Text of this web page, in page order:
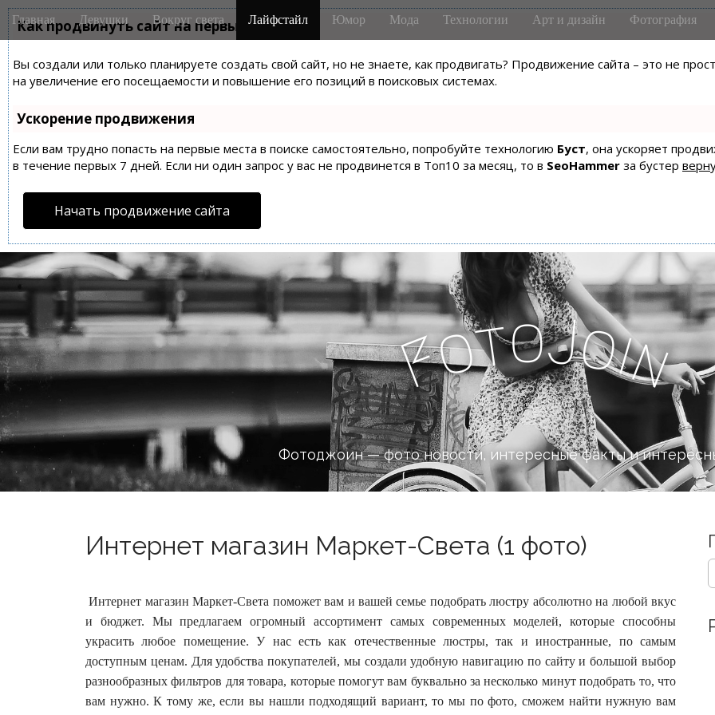
Как продвинуть сайт на первые места?
Вы создали или только планируете создать свой сайт, но не знаете, как продвигать? Продвижение сайта – это не
на увеличение его посещаемости и повышение его позиций в поисковых системах.
Ускорение продвижения
Если вам трудно попасть на первые места в поиске самостоятельно, попробуйте технологию Буст, она ускоряет
в течение первых 7 дней. Если ни один запрос у вас не продвинется в Топ10 за месяц, то в SeoHammer за бустер
Начать продвижение сайта
M
a
n
m
e
n
u
i
Главная Девушки Вокруг света Лайфстайл Юмор Мода Технологии Арт и дизайн Фотография
FotoJoi
n
Фотоджоин — фото новости, интересные факты и
Интернет магазин Маркет-Света (1 фото)
Интернет магазин Маркет-Света поможет вам и вашей семье подобрать люстру абсолютно на любой вкус
и бюджет. Мы предлагаем огромный ассортимент самых современных моделей, которые способны
украсить любое помещение.У нас есть как отечественные люстры, так и иностранные, по самым
доступным ценам. Для удобства покупателей, мы создали удобную навигацию по сайту и большой выбор
разнообразных фильтров для товара, которые помогут вам буквально за несколько минут подобрать то, что
вам нужно. К тому же, если вы нашли подходящий вариант, то мы по фото, сможем найти нужную вам
S
e
c